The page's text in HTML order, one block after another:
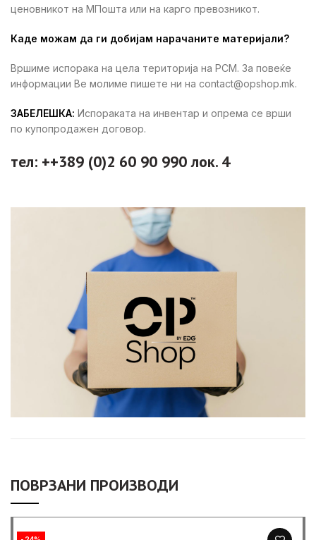
ценовникот на МПошта или на карго превозникот.
Каде можам да ги добијам нарачаните материјали?
Вршиме испорака на цела територија на РСМ. За повеќе
информации Ве молиме пишете ни на contact@opshop.mk.
ЗАБЕЛЕШКА: Испораката на инвентар и опрема се врши
по купопродажен договор.
тел: ++389 (0)2 60 90 990 лок. 4
ПОВРЗАНИ ПРОИЗВОДИ